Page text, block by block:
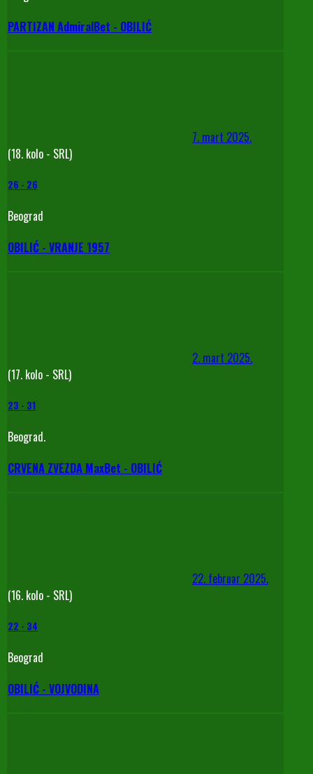
PARTIZAN AdmiralBet - OBILIĆ
7. mart 2025.
(18. kolo - SRL)
26 - 26
Beograd
OBILIĆ - VRANJE 1957
2. mart 2025.
(17. kolo - SRL)
23 - 31
Beograd.
CRVENA ZVEZDA MaxBet - OBILIĆ
22. februar 2025.
(16. kolo - SRL)
22 - 34
Beograd
OBILIĆ - VOJVODINA